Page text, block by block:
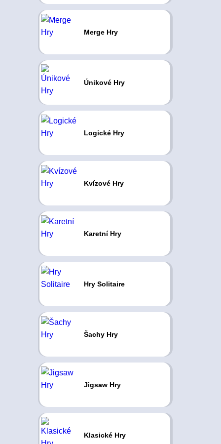
Merge Hry
Únikové Hry
Logické Hry
Kvízové Hry
Karetní Hry
Hry Solitaire
Šachy Hry
Jigsaw Hry
Klasické Hry